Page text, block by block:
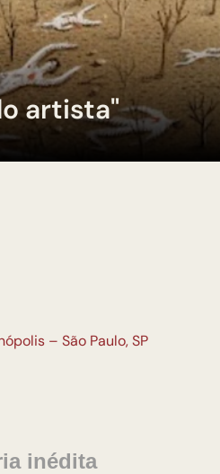
artista"
– São Paulo, SP
inédita